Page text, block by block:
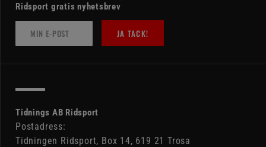
Ridsport gratis nyhetsbrev
JA TACK!
Tidnings AB Ridsport
Postadress:
Tidningen Ridsport, Box 14, 619 21 Trosa